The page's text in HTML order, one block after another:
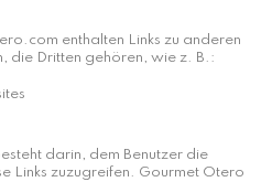
enthalten Links zu anderen
die Dritten gehören, wie z. B.:
darin, dem Benutzer die
Links zuzugreifen. Gourmet Otero